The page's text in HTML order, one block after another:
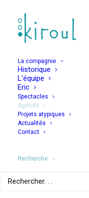
La compagnie
Historique
L’équipe
Eric
Spectacles
Agenda
Projets atypiques
Actualités
Contact
Recherche